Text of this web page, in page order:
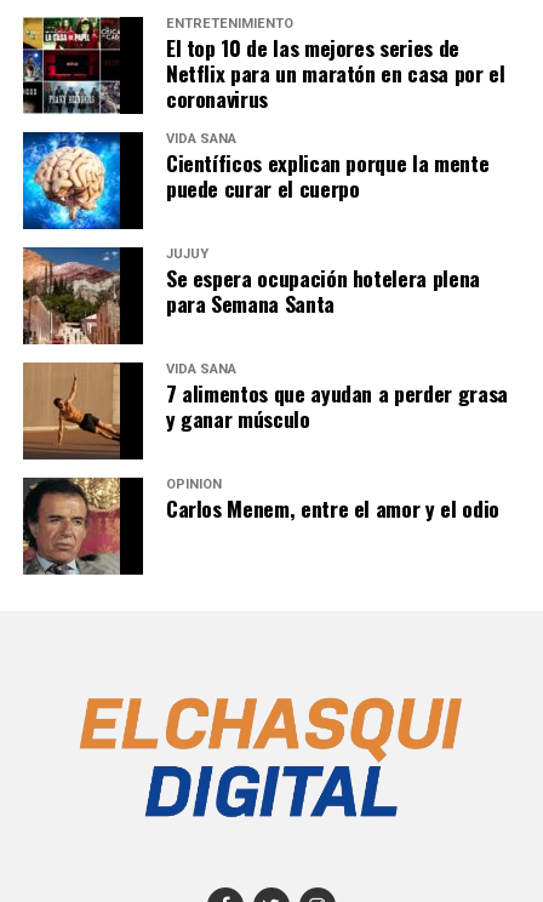
ENTRETENIMIENTO
El top 10 de las mejores series de
Netflix para un maratón en casa por el
coronavirus
VIDA SANA
Científicos explican porque la mente
puede curar el cuerpo
JUJUY
Se espera ocupación hotelera plena
para Semana Santa
VIDA SANA
7 alimentos que ayudan a perder grasa
y ganar músculo
OPINIÓN
Carlos Menem, entre el amor y el odio